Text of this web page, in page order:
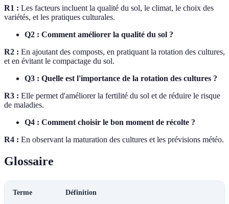
R1 : Les facteurs incluent la qualité du sol, le climat, le choix des
variétés, et les pratiques culturales.
Q2 : Comment améliorer la qualité du sol ?
R2 : En ajoutant des composts, en pratiquant la rotation des cultures,
et en évitant le compactage du sol.
Q3 : Quelle est l'importance de la rotation des cultures ?
R3 : Elle permet d'améliorer la fertilité du sol et de réduire le risque
de maladies.
Q4 : Comment choisir le bon moment de récolte ?
R4 : En observant la maturation des cultures et les prévisions météo.
Glossaire
Terme Définition